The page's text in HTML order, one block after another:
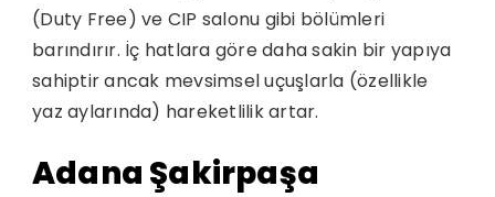
(Duty Free) ve CIP salonu gibi bölümleri
barındırır. İç hatlara göre daha sakin bir yapıya
sahiptir ancak mevsimsel uçuşlarla (özellikle
yaz aylarında) hareketlilik artar.
Adana Şakirpaşa